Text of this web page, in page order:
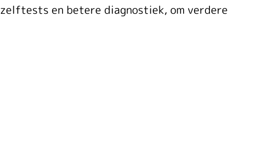
en betere diagnostiek, om verdere